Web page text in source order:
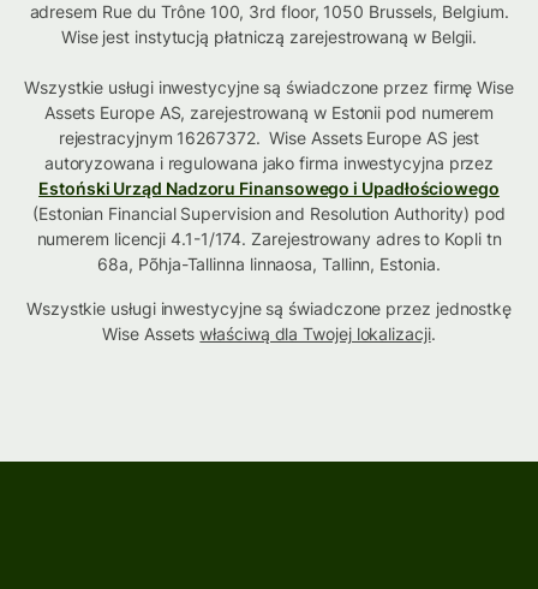
adresem Rue du Trône 100, 3rd floor, 1050 Brussels, Belgium.
Wise jest instytucją płatniczą zarejestrowaną w Belgii.
Wszystkie usługi inwestycyjne są świadczone przez firmę Wise
Assets Europe AS, zarejestrowaną w Estonii pod numerem
rejestracyjnym 16267372. Wise Assets Europe AS jest
autoryzowana i regulowana jako firma inwestycyjna przez
Estoński Urząd Nadzoru Finansowego i Upadłościowego
(Estonian Financial Supervision and Resolution Authority) pod
numerem licencji 4.1-1/174. Zarejestrowany adres to Kopli tn
68a, Põhja-Tallinna linnaosa, Tallinn, Estonia.
Wszystkie usługi inwestycyjne są świadczone przez jednostkę
Wise Assetswłaściwą dla Twojej lokalizacji.